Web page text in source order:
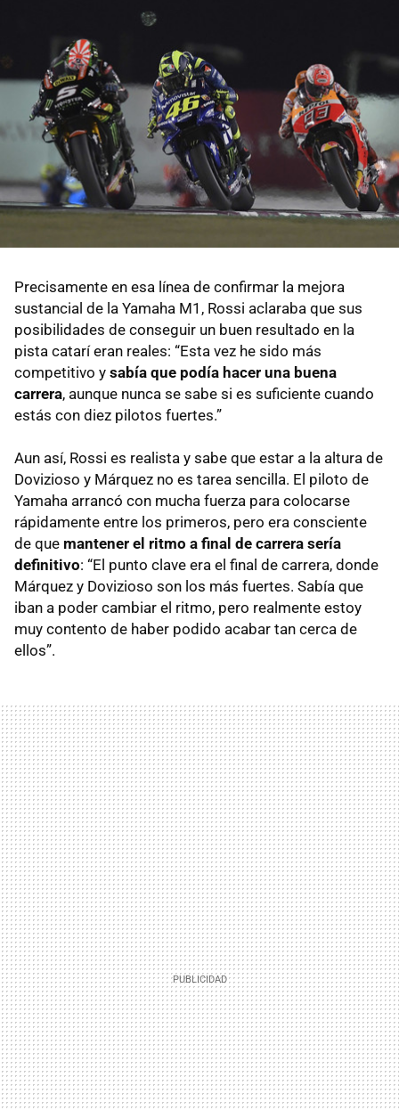
Precisamente en esa línea de confirmar la mejora
sustancial de la Yamaha M1, Rossi aclaraba que sus
posibilidades de conseguir un buen resultado en la
pista catarí eran reales: “Esta vez he sido más
competitivo y sabía que podía hacer una buena
carrera, aunque nunca se sabe si es suficiente cuando
estás con diez pilotos fuertes.”
Aun así, Rossi es realista y sabe que estar a la altura de
Dovizioso y Márquez no es tarea sencilla. El piloto de
Yamaha arrancó con mucha fuerza para colocarse
rápidamente entre los primeros, pero era consciente
de que mantener el ritmo a final de carrera sería
definitivo: “El punto clave era el final de carrera, donde
Márquez y Dovizioso son los más fuertes. Sabía que
iban a poder cambiar el ritmo, pero realmente estoy
muy contento de haber podido acabar tan cerca de
ellos”.